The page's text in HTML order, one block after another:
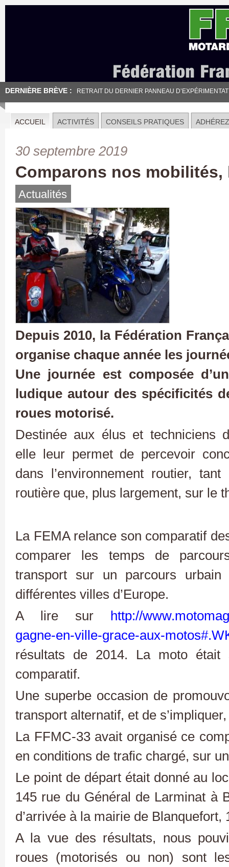
DERNIÈRE BRÈVE : RETRAIT DU DERNIER PANNEAU
ACCUEIL ACTIVITÉS CONSEILS PRATIQUES ADHÉREZ
30 septembre 2019
Comparons nos mobilités,
Actualités
Depuis 2010, la Fédération
organise chaque année les
Une journée est composée
ludique autour des spécificités
roues motorisé.
Destinée aux élus et techniciens
elle leur permet de percevoir
dans l’environnement routier,
routière que, plus largement, sur le
La FEMA relance son comparatif
comparer les temps de
transport sur un parcours
différentes villes d’Europe.
A lire sur
http://
gagne-en-ville-grace-aux-
résultats de 2014. La moto était
comparatif.
Une superbe occasion de
transport alternatif, et de
La FFMC-33 avait organisé ce
en conditions de trafic chargé, sur
Le point de départ était donné au
145 rue du Général de Larminat à
d’arrivée à la mairie de Blanquefort,
A la vue des résultats, nous
roues (motorisés ou non) sont